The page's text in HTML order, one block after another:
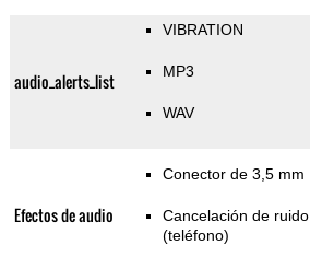
audio_alerts_list
VIBRATION
MP3
WAV
Efectos de audio
Conector de 3,5 mm
Cancelación de ruido
(teléfono)